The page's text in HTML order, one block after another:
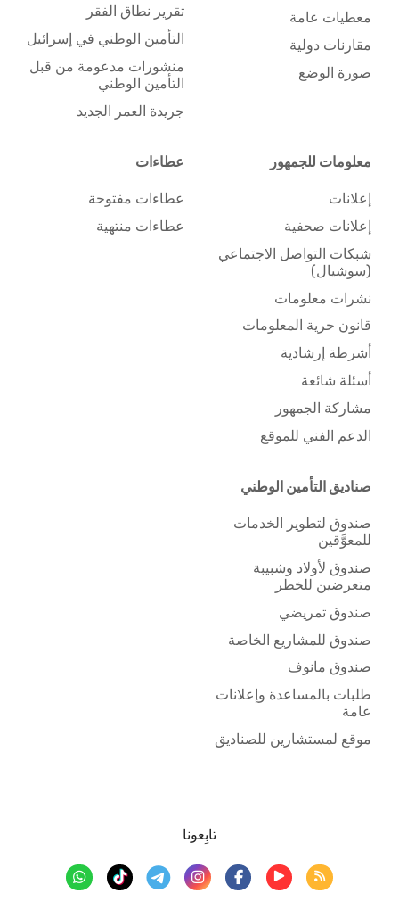
معطيات عامة
مقارنات دولية
صورة الوضع
تقرير نطاق الفقر
التأمين الوطني في إسرائيل
منشورات مدعومة من قبل
التأمين الوطني
جريدة العمر الجديد
معلومات للجمهور
إعلانات
إعلانات صحفية
شبكات التواصل الاجتماعي
(سوشيال)
نشرات معلومات
قانون حرية المعلومات
أشرطة إرشادية
أسئلة شائعة
مشاركة الجمهور
الدعم الفني للموقع
عطاءات
عطاءات مفتوحة
عطاءات منتهية
صناديق التأمين الوطني
صندوق لتطوير الخدمات
للمعوَّقين
صندوق لأولاد وشبيبة
متعرضين للخطر
صندوق تمريضي
صندوق للمشاريع الخاصة
صندوق مانوف
طلبات بالمساعدة وإعلانات
عامة
موقع لمستشارين للصناديق
تابِعونا